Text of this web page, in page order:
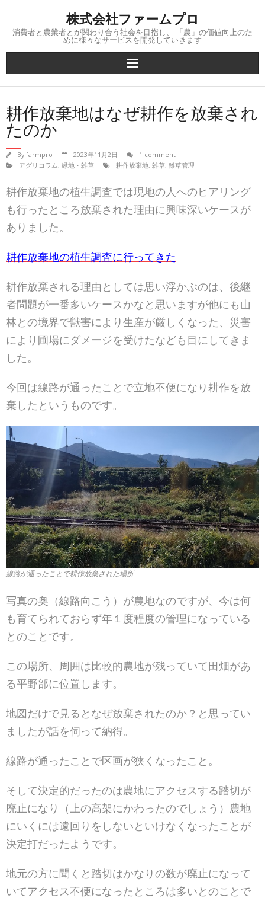
content
株式会社ファームプロ
消費者と農業者とが関わり合う社会を目指し、 「農」の価値向上のた
めに様々なサービスを開発していきます
耕作放棄地はなぜ耕作を放棄され
たのか
Byfarmpro 2023年11月2日
1 comment
アグリコラム, 緑地・雑草 耕作放棄地, 雑草, 雑草管理
耕作放棄地の植生調査では現地の人へのヒアリング
も行ったところ放棄された理由に興味深いケースが
ありました。
耕作放棄地の植生調査に行ってきた
耕作放棄される理由としては思い浮かぶのは、後継
者問題が一番多いケースかなと思いますが他にも山
林との境界で獣害により生産が厳しくなった、災害
により圃場にダメージを受けたなども目にしてきま
した。
今回は線路が通ったことで立地不便になり耕作を放
棄したというものです。
線路が通ったことで耕作放棄された場所
写真の奥（線路向こう）が農地なのですが、今は何
も育てられておらず年１度程度の管理になっている
とのことです。
この場所、周囲は比較的農地が残っていて田畑があ
る平野部に位置します。
地図だけで見るとなぜ放棄されたのか？と思ってい
ましたが話を伺って納得。
線路が通ったことで区画が狭くなったこと。
そして決定的だったのは農地にアクセスする踏切が
廃止になり（上の高架にかわったのでしょう）農地
にいくには遠回りをしないといけなくなったことが
決定打だったようです。
地元の方に聞くと踏切はかなりの数が廃止になって
いてアクセス不便になったところは多いとのことで